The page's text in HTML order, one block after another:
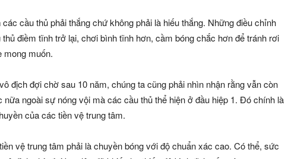
cầu thủ phải thắng chứ không phải là hiếu thắng. Những điều chỉnh
điềm tĩnh trở lại, chơi bình tĩnh hơn, cầm bóng chắc hơn để tránh rơi
mong muốn.
địch đợi chờ sau 10 năm, chúng ta cũng phải nhìn nhận rằng vẫn còn
ngoài sự nóng vội mà các cầu thủ thể hiện ở đầu hiệp 1. Đó chính là
của các tiền vệ trung tâm.
vệ trung tâm phải là chuyền bóng với độ chuẩn xác cao. Có thể, sức